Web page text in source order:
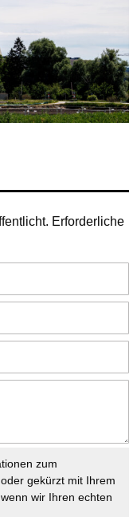
Erforderliche
zum
gekürzt mit Ihrem
wir Ihren echten